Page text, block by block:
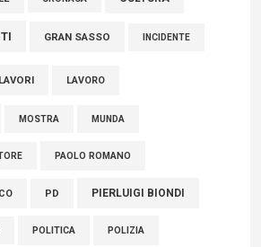
GRAN SASSO INCIDENTE
LAVORI LAVORO
MOSTRA MUNDA
PAOLO ROMANO
PD PIERLUIGI BIONDI
POLITICA POLIZIA